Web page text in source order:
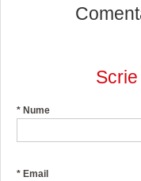
* Nume
* Email